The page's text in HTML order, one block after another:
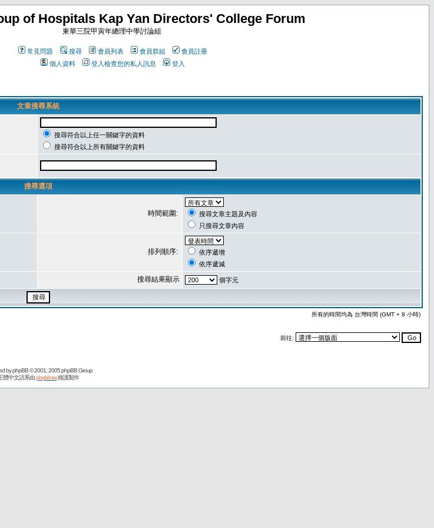
of Hospitals Kap Yan Directors' College Forum
東華三院甲寅年總理中學討論組
常見問題 搜尋 會員列表 會員群組
會員註冊
個人資料
登入檢查您的私人訊息 登入
文章搜尋系統
搜尋符合以上任一關鍵字的資料
搜尋符合以上所有關鍵字的資料
搜尋選項
時間範圍:
搜尋文章主題及內容
只搜尋文章內容
排列順序:
依序遞增
依序遞減
搜尋結果顯示 個字元
所有的時間均為 台灣時間 (GMT + 8 小時)
前往:
byphpBB© 2001, 2005 phpBB Group
體中文語系由phpbb-tw維護製作